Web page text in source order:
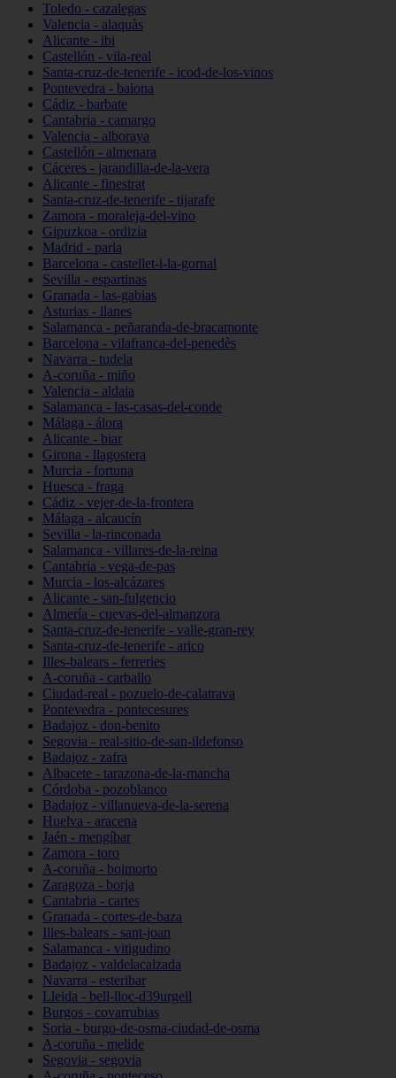
Toledo - cazalegas
Valencia - alaquàs
Alicante - ibi
Castellón - vila-real
Santa-cruz-de-tenerife - icod-de-los-vinos
Pontevedra - baiona
Cádiz - barbate
Cantabria - camargo
Valencia - alboraya
Castellón - almenara
Cáceres - jarandilla-de-la-vera
Alicante - finestrat
Santa-cruz-de-tenerife - tijarafe
Zamora - moraleja-del-vino
Gipuzkoa - ordizia
Madrid - parla
Barcelona - castellet-i-la-gornal
Sevilla - espartinas
Granada - las-gabias
Asturias - llanes
Salamanca - peñaranda-de-bracamonte
Barcelona - vilafranca-del-penedès
Navarra - tudela
A-coruña - miño
Valencia - aldaia
Salamanca - las-casas-del-conde
Málaga - álora
Alicante - biar
Girona - llagostera
Murcia - fortuna
Huesca - fraga
Cádiz - vejer-de-la-frontera
Málaga - alcaucín
Sevilla - la-rinconada
Salamanca - villares-de-la-reina
Cantabria - vega-de-pas
Murcia - los-alcázares
Alicante - san-fulgencio
Almería - cuevas-del-almanzora
Santa-cruz-de-tenerife - valle-gran-rey
Santa-cruz-de-tenerife - arico
Illes-balears - ferreries
A-coruña - carballo
Ciudad-real - pozuelo-de-calatrava
Pontevedra - pontecesures
Badajoz - don-benito
Segovia - real-sitio-de-san-ildefonso
Badajoz - zafra
Albacete - tarazona-de-la-mancha
Córdoba - pozoblanco
Badajoz - villanueva-de-la-serena
Huelva - aracena
Jaén - mengíbar
Zamora - toro
A-coruña - boimorto
Zaragoza - borja
Cantabria - cartes
Granada - cortes-de-baza
Illes-balears - sant-joan
Salamanca - vitigudino
Badajoz - valdelacalzada
Navarra - esteribar
Lleida - bell-lloc-d39urgell
Burgos - covarrubias
Soria - burgo-de-osma-ciudad-de-osma
A-coruña - melide
Segovia - segovia